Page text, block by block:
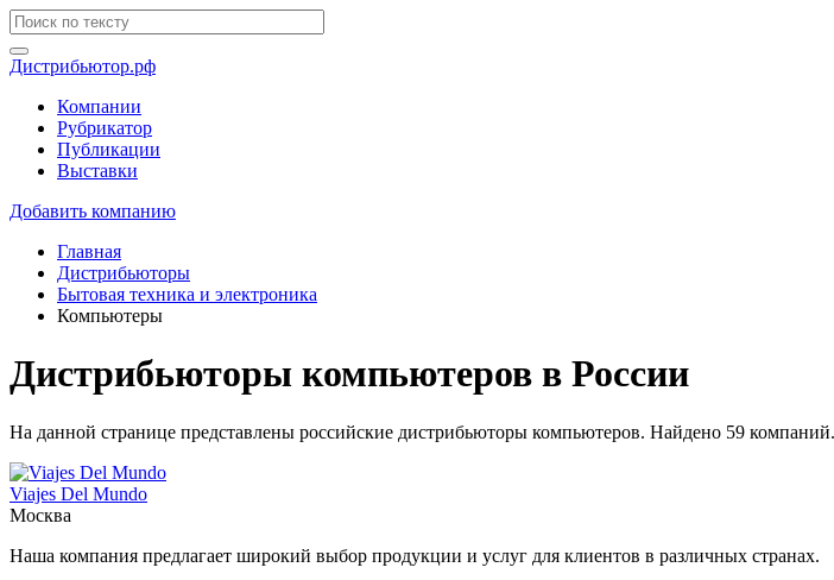
Дистрибьютор.рф
Компании
Рубрикатор
Публикации
Выставки
Добавить компанию
Главная
Дистрибьюторы
Бытовая техника и электроника
Компьютеры
Дистрибьюторы компьютеров в России
На данной странице представлены российские дистрибьюторы компьютеров. Найдено 59
Viajes Del Mundo
Москва
Наша компания предлагает широкий выбор продукции и услуг для клиентов в различных странах.